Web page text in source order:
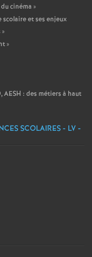
cinéma »
scolaire et ses enjeux
»
»
AESH : des métiers à haut
SCOLAIRES - LV -